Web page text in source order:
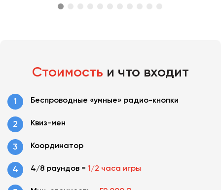
Стоимость и что входит
Беспроводные «умные» радио-кнопки
Квиз-мен
Координатор
4/8 раундов = 1/2 часа игры